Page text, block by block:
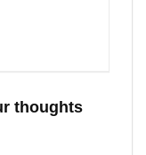
thoughts